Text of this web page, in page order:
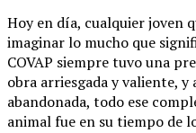
Hoy en día, cualquier joven
imaginar lo mucho que
COVAP siempre tuvo una
obra arriesgada y valiente, y
abandonada, todo ese
animal fue en su tiempo de